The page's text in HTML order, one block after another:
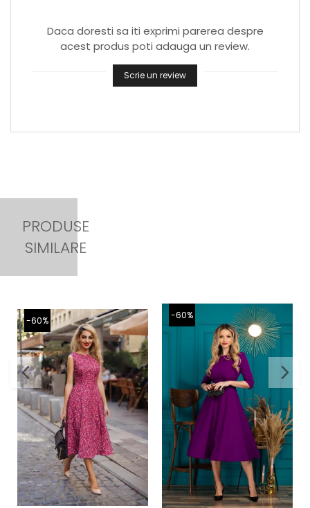
Daca doresti sa iti exprimi parerea despre
acest produs poti adauga un review.
Scrie un review
PRODUSE
SIMILARE
-60% -60%